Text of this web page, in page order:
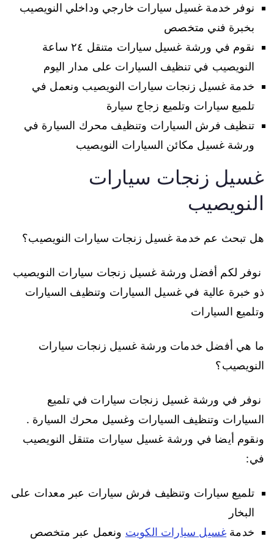
نوفر خدمة غسيل سيارات خارجي وداخلي النويصيب
بخبرة فني متخصص
نقوم في ورشة غسيل سيارات متنقل ٢٤ ساعة
النويصيب في تنظيف السيارات على مدار اليوم
خدمة غسيل زنجات سيارات النويصيب ونعمل في
تلميع سيارات وتلميع زجاج سيارة
تنظيف فرش السيارات وتنظيف محرك السيارة في
ورشة غسيل مكائن السيارات النويصيب
غسيل زنجات سيارات
النويصيب
هل تبحث عم خدمة غسيل زنجات سيارات النويصيب؟
نوفر لكم أفضل ورشة غسيل زنجات سيارات النويصيب
ذو خبرة عالية في غسيل السيارات وتنظيف السيارات
وتلميع السيارات
ما هي أفضل خدمات ورشة غسيل زنجات سيارات
النويصيب؟
نوفر في ورشة غسيل زنجات سيارات في تلميع
السيارات وتنظيف السيارات وغسيل محرك السيارة .
ونقوم أيضا في ورشة غسيل سيارات متنقل النويصيب
في:
تلميع سيارات وتنظيف فرش سيارات عبر معدات على
البخار
خدمة غسيل سيارات الكويت ونعمل عبر متخصص